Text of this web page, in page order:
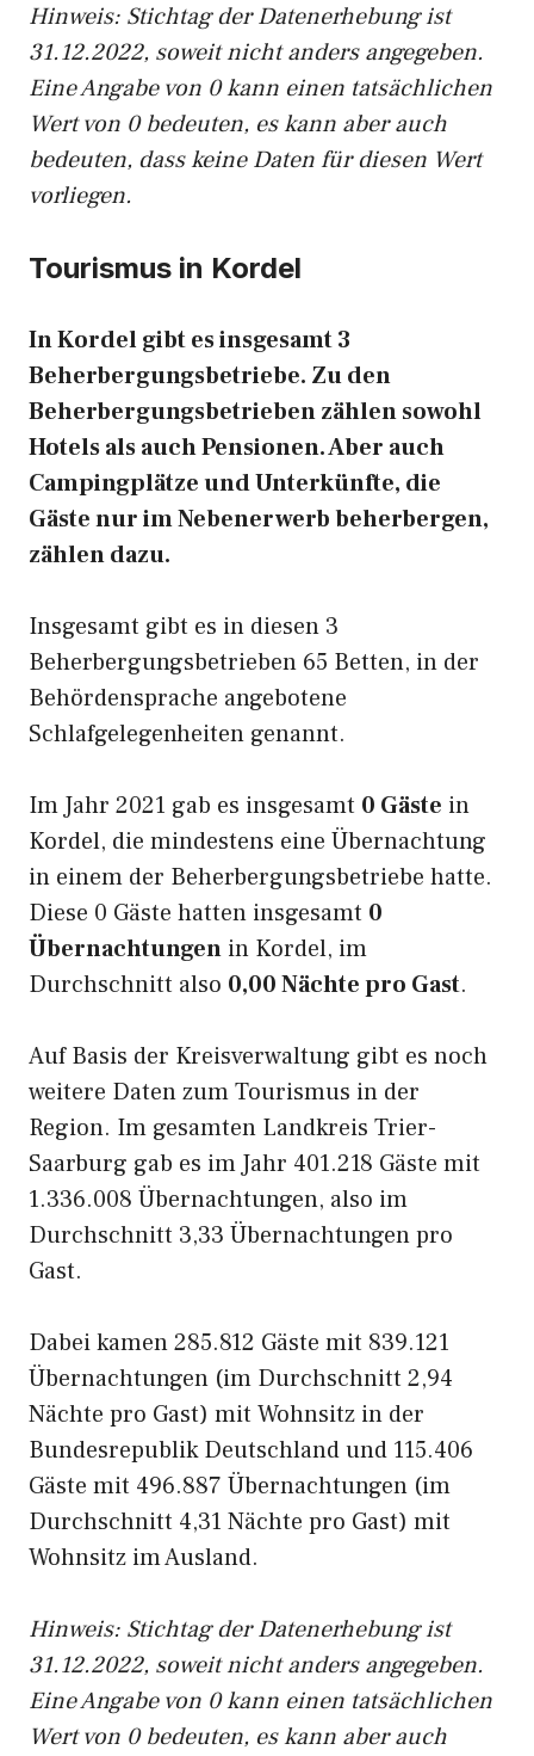
Hinweis: Stichtag der Datenerhebung ist
31.12.2022, soweit nicht anders angegeben.
Eine Angabe von 0 kann einen tatsächlichen
Wert von 0 bedeuten, es kann aber auch
bedeuten, dass keine Daten für diesen Wert
vorliegen.
Tourismus in Kordel
In Kordel gibt es insgesamt 3
Beherbergungsbetriebe. Zu den
Beherbergungsbetrieben zählen sowohl
Hotels als auch Pensionen. Aber auch
Campingplätze und Unterkünfte, die
Gäste nur im Nebenerwerb beherbergen,
zählen dazu.
Insgesamt gibt es in diesen 3
Beherbergungsbetrieben 65 Betten, in der
Behördensprache angebotene
Schlafgelegenheiten genannt.
Im Jahr 2021 gab es insgesamt 0 Gäste in
Kordel, die mindestens eine Übernachtung
in einem der Beherbergungsbetriebe hatte.
Diese 0 Gäste hatten insgesamt 0
Übernachtungen in Kordel, im
Durchschnitt also 0,00 Nächte pro Gast.
Auf Basis der Kreisverwaltung gibt es noch
weitere Daten zum Tourismus in der
Region. Im gesamten Landkreis Trier-
Saarburg gab es im Jahr 401.218 Gäste mit
1.336.008 Übernachtungen, also im
Durchschnitt 3,33 Übernachtungen pro
Gast.
Dabei kamen 285.812 Gäste mit 839.121
Übernachtungen (im Durchschnitt 2,94
Nächte pro Gast) mit Wohnsitz in der
Bundesrepublik Deutschland und 115.406
Gäste mit 496.887 Übernachtungen (im
Durchschnitt 4,31 Nächte pro Gast) mit
Wohnsitz im Ausland.
Hinweis: Stichtag der Datenerhebung ist
31.12.2022, soweit nicht anders angegeben.
Eine Angabe von 0 kann einen tatsächlichen
Wert von 0 bedeuten, es kann aber auch